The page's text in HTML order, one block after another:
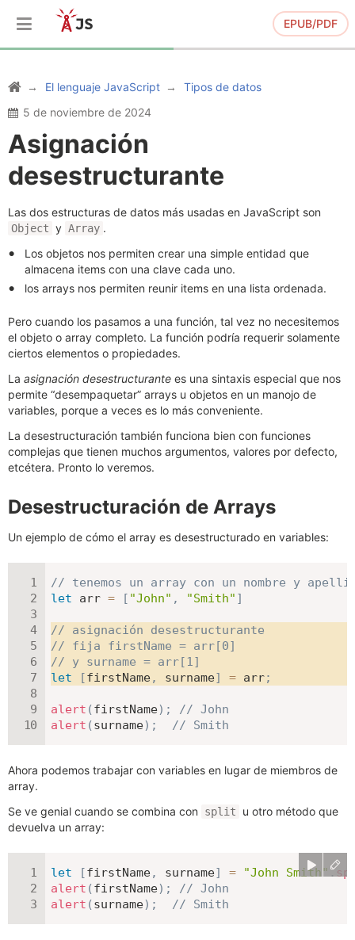
EPUB/PDF
El lenguaje JavaScript
Tipos de datos
5 de noviembre de 2024
Asignación
desestructurante
Las dos estructuras de datos más usadas en JavaScript son
Object y Array .
Los objetos nos permiten crear una simple entidad que
almacena items con una clave cada uno.
los arrays nos permiten reunir items en una lista ordenada.
Pero cuando los pasamos a una función, tal vez no necesitemos
el objeto o array completo. La función podría requerir solamente
ciertos elementos o propiedades.
La asignación desestructurante es una sintaxis especial que nos
permite “desempaquetar” arrays u objetos en un manojo de
variables, porque a veces es lo más conveniente.
La desestructuración también funciona bien con funciones
complejas que tienen muchos argumentos, valores por defecto,
etcétera. Pronto lo veremos.
Desestructuración de Arrays
Un ejemplo de cómo el array es desestructurado en variables:
// tenemos un array con un nombre y
let arr = [ "John" , "Smith" ]
// asignación desestructurante
// fija firstName = arr[0]
// y surname = arr[1]
let
[firstName, surname] = arr;
alert (firstName) ;
// John
alert (surname) ; // Smith
Ahora podemos trabajar con variables en lugar de miembros de
array.
Se ve genial cuando se combina con
split
u otro método que
devuelva un array:
let [firstName, surname] = "John Smith" .
alert (firstName) ;
// John
alert (surname) ; // Smith